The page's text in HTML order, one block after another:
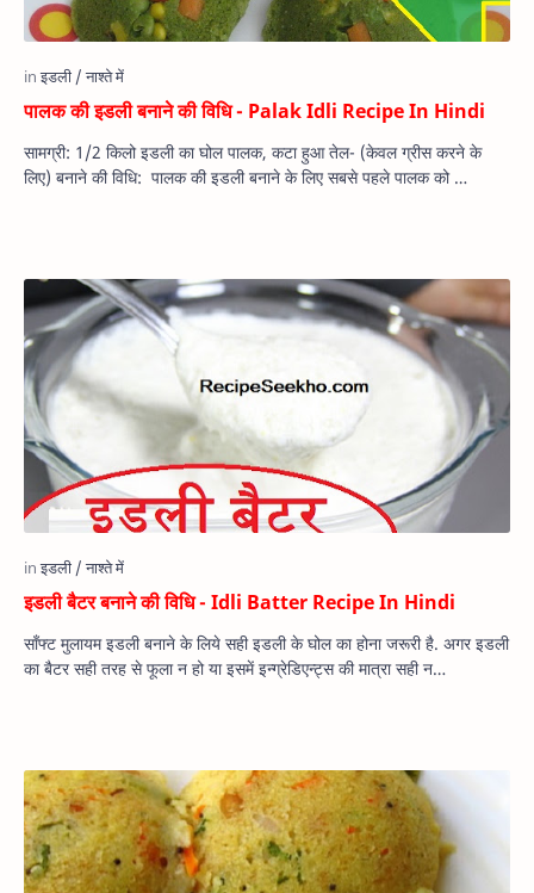
पालक की इडली बनाने की विधि - Palak Idli Recipe In Hindi
सामग्री: 1/2 किलो इडली का घोल पालक, कटा हुआ तेल- (केवल ग्रीस करने के
लिए) बनाने की विधि: पालक की इडली बनाने के लिए सबसे पहले पालक को …
इडली बैटर बनाने की विधि - Idli Batter Recipe In Hindi
सॉंफ्ट मुलायम इडली बनाने के लिये सही इडली के घोल का होना जरूरी है. अगर इडली
का बैटर सही तरह से फूला न हो या इसमें इन्ग्रेडिएन्ट्स की मात्रा सही न…